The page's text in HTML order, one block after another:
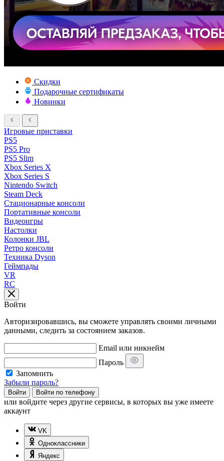
Скидки
Подарочные сертификаты
Новинки
Игровые приставки
PS5
PS5 Pro
PS5 Slim
Xbox Series X
Xbox Series S
Nintendo Switch
Steam Deck
Стационарные консоли
Портативные консоли
Видеоигры
Настолки
Колонки JBL
Ретро консоли
Техника Dyson
Геймпады
VR
RC
Войти
Авторизировавшись, вы сможете управлять своими личными
данными, следить за состоянием заказов.
Email или никнейм
Пароль
Запомнить
Забыли пароль?
Войти Войти по телефону
или войдите через другие сервисы, в которых вы уже имеете
аккаунт
VK
Одноклассники
Яндекс